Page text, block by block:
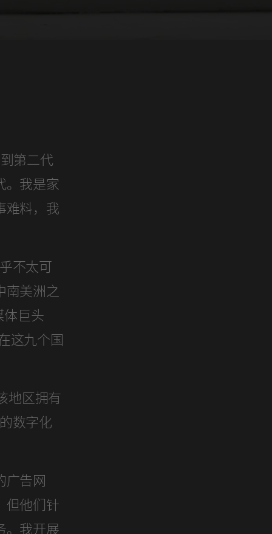
第二代
。我是家
难料，我
不太可
南美洲之
巨头
这九个国
地区拥有
数字化
广告网
但他们针
。我开展